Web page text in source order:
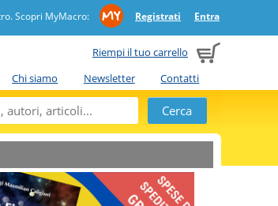
Scopri MyMacro: Registrati Entra
Riempi il tuo carrello
Chi siamo
Newsletter Contatti